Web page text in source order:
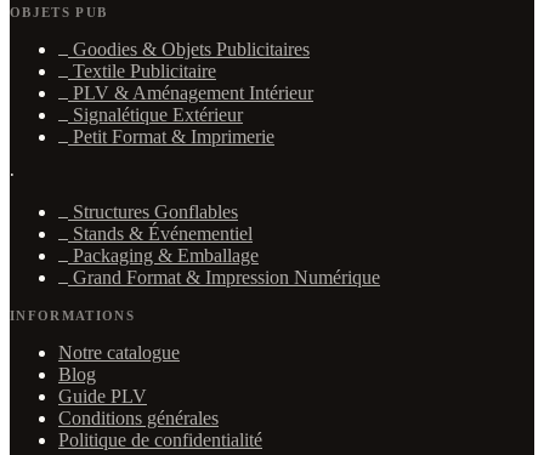
OBJETS PUB
Goodies & Objets Publicitaires
Textile Publicitaire
PLV & Aménagement Intérieur
Signalétique Extérieur
Petit Format & Imprimerie
·
Structures Gonflables
Stands & Événementiel
Packaging & Emballage
Grand Format & Impression Numérique
INFORMATIONS
Notre catalogue
Blog
Guide PLV
Conditions générales
Politique de confidentialité